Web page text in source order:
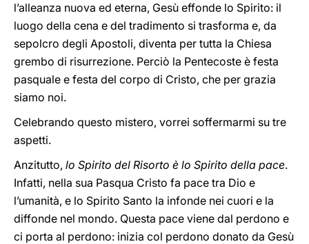
l’alleanza nuova ed eterna, Gesù effonde lo Spirito: il
luogo della cena e del tradimento si trasforma e, da
sepolcro degli Apostoli, diventa per tutta la Chiesa
grembo di risurrezione. Perciò la Pentecoste è festa
pasquale e festa del corpo di Cristo, che per grazia
siamo noi.
Celebrando questo mistero, vorrei soffermarmi su tre
aspetti.
Anzitutto, lo Spirito del Risorto è lo Spirito della pace.
Infatti, nella sua Pasqua Cristo fa pace tra Dio e
l’umanità, e lo Spirito Santo la infonde nei cuori e la
diffonde nel mondo. Questa pace viene dal perdono e
ci porta al perdono: inizia col perdono donato da Gesù